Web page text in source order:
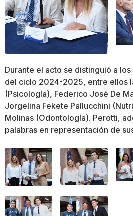
Durante el acto se distinguió a
del ciclo 2024-2025, entre ellos
(Psicología), Federico José De
Jorgelina Fekete Pallucchini
Molinas (Odontología). Perotti,
palabras en representación de